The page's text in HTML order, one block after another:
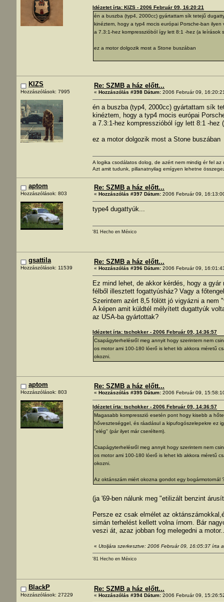
Idézetet írta: KIZS - 2006 Február 09, 16:20:21
én a buszba (typ4, 2000cc) gyártattam sík tetejű
kinéztem, hogy a typ4 mocis európai Porsche-ban ilyen
a 7.3:1-hez kompresszióból így lett 8:1 -hez (a leírások
ez a motor dolgozik most a Stone buszában
KIZS
Hozzászólások: 7995
Re: SZMB a ház előtt...
« Hozzászólás #398 Dátum: 2006 Február 09,
én a buszba (typ4, 2000cc) gyártattam sík
kinéztem, hogy a typ4 mocis európai
a 7.3:1-hez kompresszióból így lett 8:1 -hez
ez a motor dolgozik most a Stone buszában
A logika csodálatos dolog, de azért nem mindig ér fel
Azt amit tudunk, pillanatnyilag emígyen lehetne
aptom
Hozzászólások: 803
Re: SZMB a ház előtt...
« Hozzászólás #397 Dátum: 2006 Február 09,
type4 dugattyúk...
'81 Hecho en México
gsattila
Hozzászólások: 11539
Re: SZMB a ház előtt...
« Hozzászólás #396 Dátum: 2006 Február 09,
Ez mind lehet, de akkor kérdés, hogy a
félből illesztett fogattyúsház? Vagy a
Szerintem azért 8,5 fölött jó vigyázni a nem
A képen amit küldtél mélyített dugattyúk
az USA-ba gyártottak?
Idézetet írta: tschokker - 2006 Február 09, 14:36:57
Csapágyterhelésről meg annyit hogy szerintem nem
os motor ami 100-180 lóerő is lehet kb akkora méretű
okozni.
aptom
Hozzászólások: 803
Re: SZMB a ház előtt...
« Hozzászólás #395 Dátum: 2006 Február 09,
Idézetet írta: tschokker - 2006 Február 09, 14:36:57
Magasabb kompresszió esetén pont hogy kisebb a
hőveszteséggel, és ráadásul a kipufogószelepekre ez
"elég" (pár ilyet már cseréltem).
Csapágyterhelésről meg annyit hogy szerintem nem
os motor ami 100-180 lóerő is lehet kb akkora méretű
okozni.
Az oktánszám miért okozna gondot egy
(ja '69-ben nálunk meg "etilizált benzint
Persze ez csak elmélet az
simán terhelést kellett volna írnom. Bár
veszi át, azaz jobban fog melegedni a motor..
« Utoljára szerkesztve: 2006 Február 09, 16:05:37 írta
'81 Hecho en México
BlackP
Hozzászólások: 27229
Re: SZMB a ház előtt...
« Hozzászólás #394 Dátum: 2006 Február 09,